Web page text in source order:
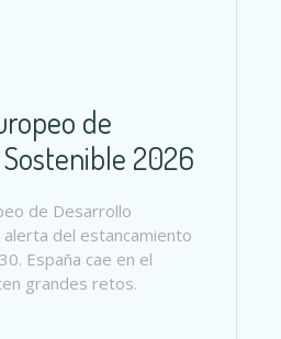
de
2026
de Desarrollo
del estancamiento
España cae en el
grandes retos.